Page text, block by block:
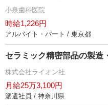
小泉歯科医院
時給1,226円
アルバイト・パート / 東京都
セラミック精密部品の製造
株式会社ライオン社
月給25万3,100円
派遣社員 / 神奈川県